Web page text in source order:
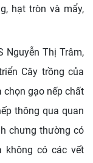
hạt tròn và mẩy,
Nguyễn Thị Trâm,
Cây trồng của
chọn gạo nếp chất
thông qua quan
chưng thường có
không có các vết